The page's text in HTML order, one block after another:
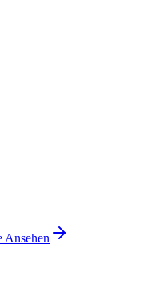
Ansehen